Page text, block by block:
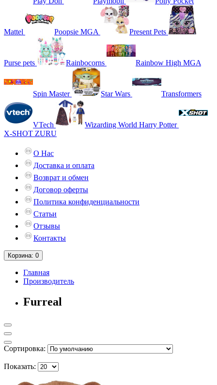
Mattel Poopsie MGA Present Pets
Purse pets Rainbocorns Rainbow High MGA
Spin Master Star Wars Transformers
VTech
Wizarding World Harry Potter
X-SHOT ZURU
О Нас
Доставка и оплата
Возврат и обмен
Договор оферты
Политика конфиденциальности
Статьи
Отзывы
Контакты
Корзина: 0
Главная
Производитель
Furreal
Сортировка:
Показать: